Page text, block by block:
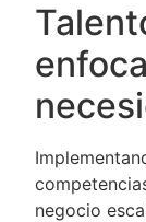
negocio